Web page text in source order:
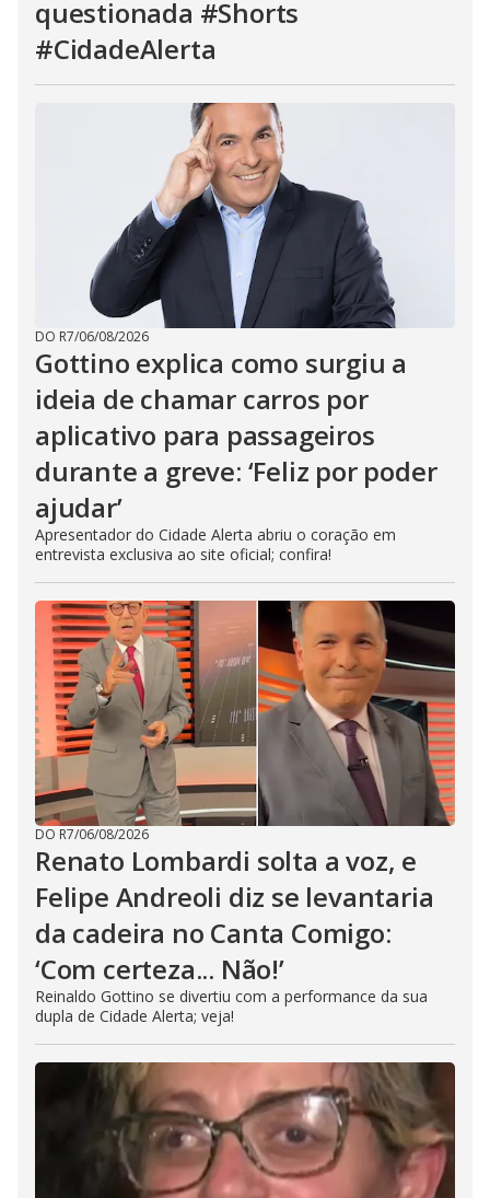
questionada #Shorts
#CidadeAlerta
DO R7/06/08/2026
Gottino explica como surgiu a
ideia de chamar carros por
aplicativo para passageiros
durante a greve: ‘Feliz por poder
ajudar’
Apresentador do Cidade Alerta abriu o coração em
entrevista exclusiva ao site oficial; confira!
DO R7/06/08/2026
Renato Lombardi solta a voz, e
Felipe Andreoli diz se levantaria
da cadeira no Canta Comigo:
‘Com certeza... Não!’
Reinaldo Gottino se divertiu com a performance da sua
dupla de Cidade Alerta; veja!